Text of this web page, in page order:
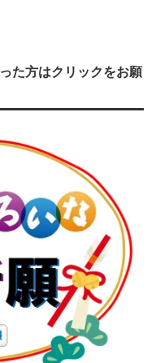
た方はクリックをお願